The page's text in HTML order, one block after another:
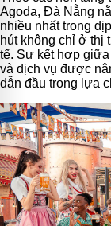
Agoda, Đà Nẵng
nhiều nhất trong
hút không chỉ ở thị
tế. Sự kết hợp giữa
và dịch vụ được
dẫn đầu trong lựa